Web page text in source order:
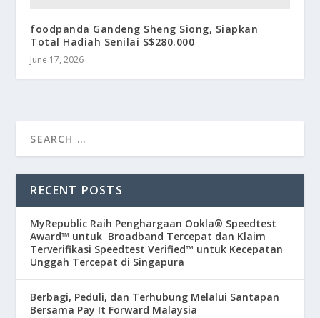
foodpanda Gandeng Sheng Siong, Siapkan
Total Hadiah Senilai S$280.000
June 17, 2026
RECENT POSTS
MyRepublic Raih Penghargaan Ookla® Speedtest
Award™ untuk Broadband Tercepat dan Klaim
Terverifikasi Speedtest Verified™ untuk Kecepatan
Unggah Tercepat di Singapura
Berbagi, Peduli, dan Terhubung Melalui Santapan
Bersama Pay It Forward Malaysia